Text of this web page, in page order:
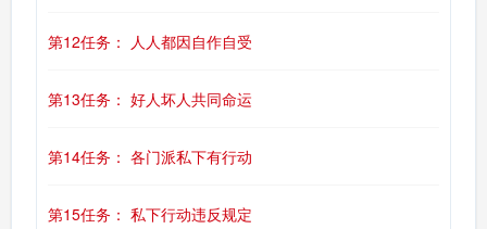
第12任务： 人人都因自作自受
第13任务： 好人坏人共同命运
第14任务： 各门派私下有行动
第15任务： 私下行动违反规定